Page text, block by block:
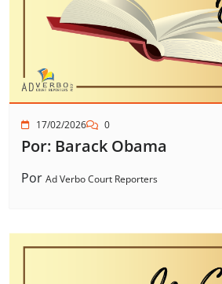
17/02/2026 0
Por: Barack Obama
Por Ad Verbo Court Reporters